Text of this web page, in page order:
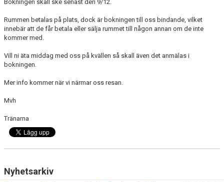
Bokningen skall ske senast den 9/12.
Rummen betalas på plats, dock är bokningen till oss bindande, vilket
innebär att de får betala eller sälja rummet till någon annan om de inte
kommer med.
Vill ni äta middag med oss på kvällen så skall även det anmälas i
bokningen.
Mer info kommer när vi närmar oss resan.
Mvh
Tränarna
Nyhetsarkiv